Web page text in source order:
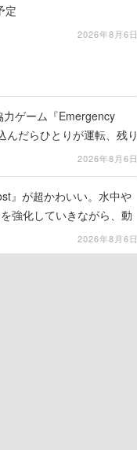
定
2026年8月6日
力ゲーム『Emergency
だらひとりが運転、残り
2026年8月6日
』が超かわいい。水中や
強化していきながら、動
2026年8月6日